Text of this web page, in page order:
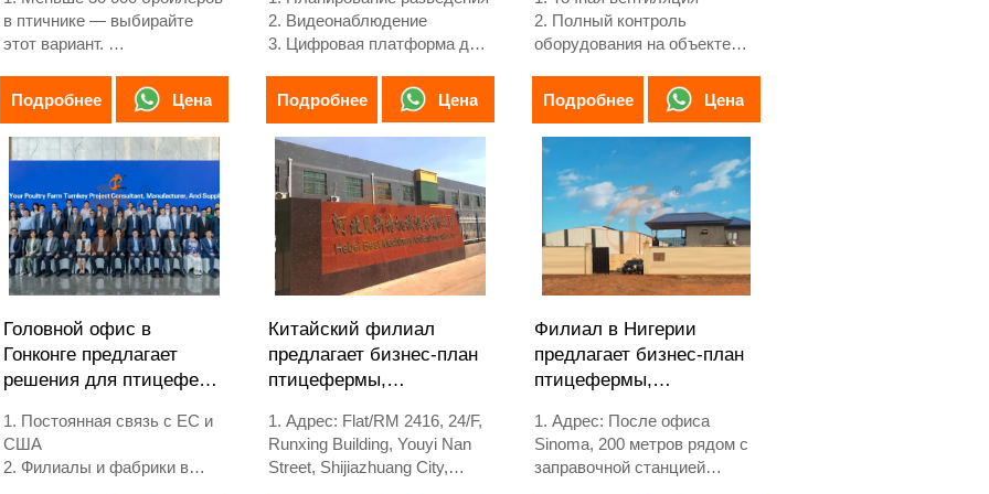
онлайн-служба поддержки в
WhatsApp: +86 18830120193.
в птичнике — выбирайте
этот вариант.
выращивания бройлеров от
1 до 45 дней до рыночной
готовности.
3. Срок службы более 20
лет.
4. Конструкция включает
Vcloud искусственный
интеллект, электрический
шкаф управления,
автоматическое
оборудование для поения,
кормления и уборки помета,
ручной сбор.
5. Наша круглосуточная
онлайн-служба WhatsApp:
+8618830120193, +234
8111199996.
Подробнее Цена
2. Видеонаблюдение
3. Цифровая платформа для
экран
4. Управление тревогами
5. Контакты /WhatsApp NO. :
+8618830120193
Подробнее Цена
2. Полный контроль
оборудования на объекте
и оповещения
4. Аппаратное обеспечение
европейского стандарта
5. Контактный номер
WhatsApp: +8618830120193
Подробнее Цена
Головной офис в
Гонконге предлагает
решения для птицеферм
производит
оборудование для
птицефабрик
1. Постоянная связь с ЕС и
США
2. Филиалы и фабрики в
Китайский филиал
предлагает бизнес-план
птицефермы,
оборудования для
птицеферм
1. Адрес: Flat/RM 2416, 24/F,
Runxing Building, Youyi Nan
Street, Shijiazhuang City,
Филиал в Нигерии
предлагает бизнес-план
птицефермы,
оборудования для
птицеферм
1. Адрес: После офиса
Sinoma, 200 метров рядом с
заправочной станцией